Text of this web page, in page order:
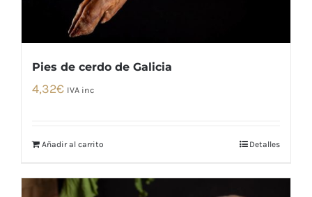
Pies de cerdo de Galicia
4,32€ IVA inc
Añadir al carrito Detalles